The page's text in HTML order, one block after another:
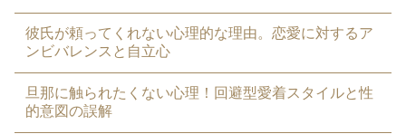
彼氏が頼ってくれない心理的な理由。恋愛に対するア
ンビバレンスと自立心
旦那に触られたくない心理！回避型愛着スタイルと性
的意図の誤解